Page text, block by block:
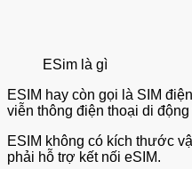
ESim là gì
ESIM hay còn gọi là SIM
viễn thông điện thoại di
ESIM không có kích thước
phải hỗ trợ kết nối eSIM.